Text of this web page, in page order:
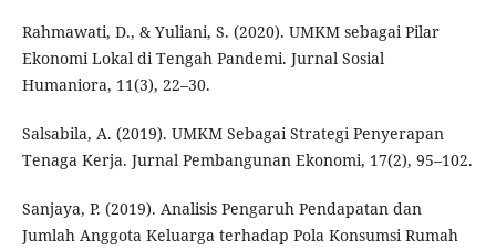
Rahmawati, D., & Yuliani, S. (2020). UMKM sebagai Pilar
Ekonomi Lokal di Tengah Pandemi. Jurnal Sosial
Humaniora, 11(3), 22–30.
Salsabila, A. (2019). UMKM Sebagai Strategi Penyerapan
Tenaga Kerja. Jurnal Pembangunan Ekonomi, 17(2), 95–102.
Sanjaya, P. (2019). Analisis Pengaruh Pendapatan dan
Jumlah Anggota Keluarga terhadap Pola Konsumsi Rumah